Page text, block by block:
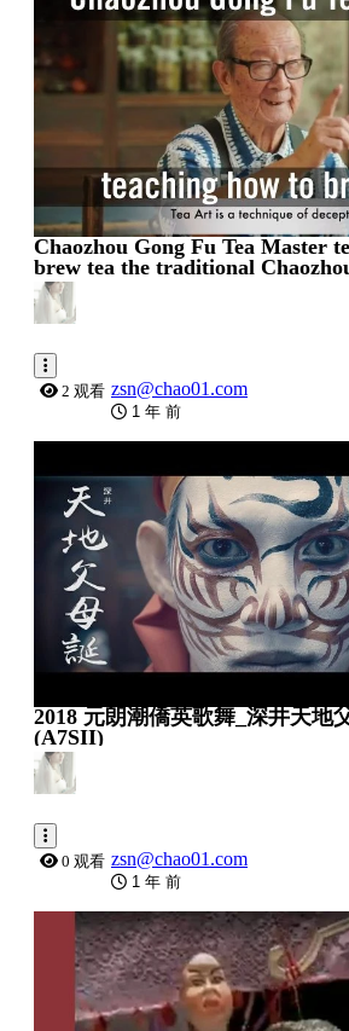
Chaozhou Gong Fu Tea Master
brew tea the traditional
2 观看 zsn@chao01.com
1 年 前
2018 元朗潮僑英歌舞_深井天地
(A7SII)
0 观看 zsn@chao01.com
1 年 前
0:12:16